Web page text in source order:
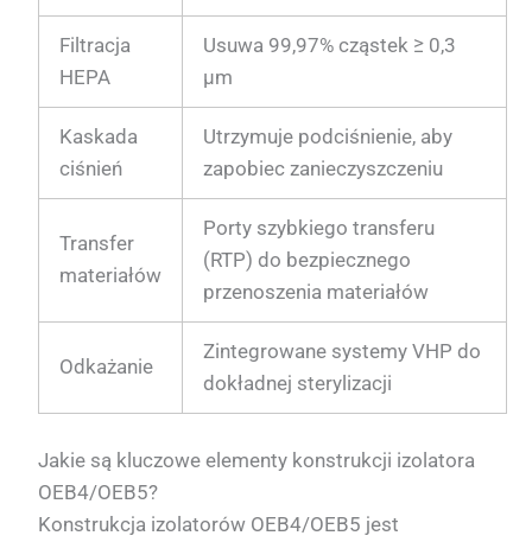
Filtracja
HEPA
Usuwa 99,97% cząstek ≥ 0,3
µm
Kaskada
ciśnień
Utrzymuje podciśnienie, aby
zapobiec zanieczyszczeniu
Transfer
materiałów
Porty szybkiego transferu
(RTP) do bezpiecznego
przenoszenia materiałów
Odkażanie
Zintegrowane systemy VHP do
dokładnej sterylizacji
Jakie są kluczowe elementy konstrukcji izolatora
OEB4/OEB5?
Konstrukcja izolatorów OEB4/OEB5 jest